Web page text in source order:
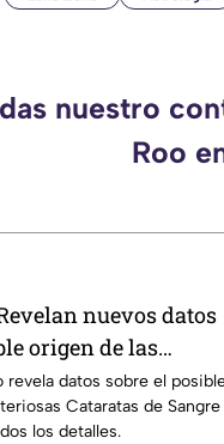
nuestro
Roo
nuevos datos
origen de las
de Sangre en
revela datos sobre el
Cataratas de Sangre
los detalles.